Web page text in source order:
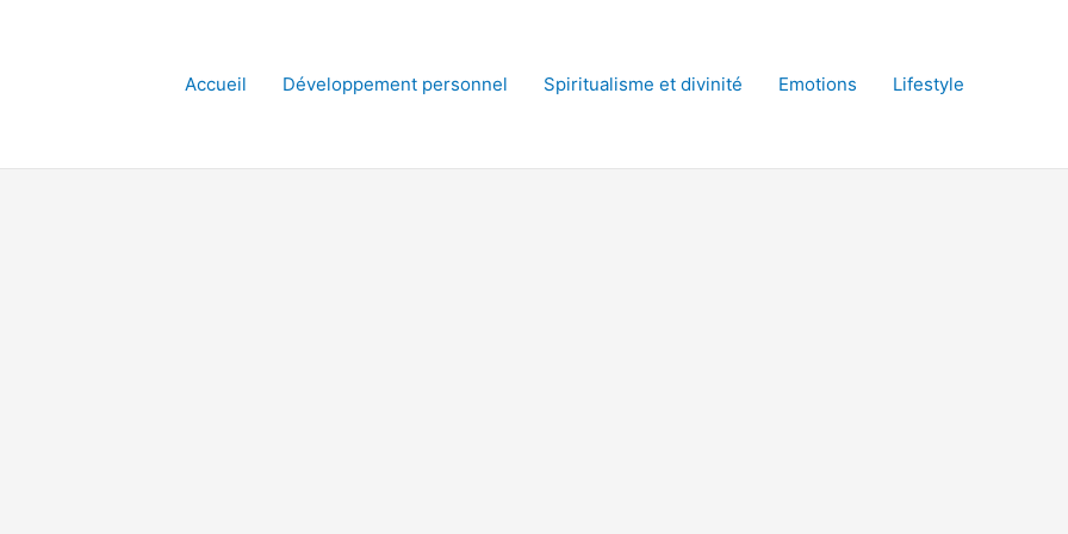
Accueil Développement personnel Spiritualisme et divinité Emotions Lifestyle